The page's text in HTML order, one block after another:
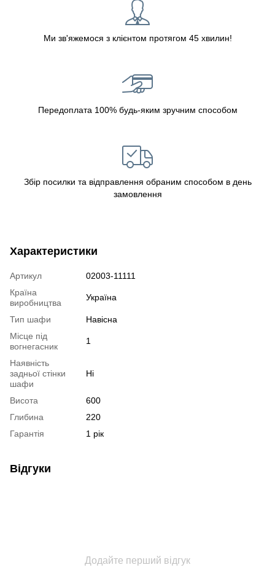
Ми зв'яжемося з клієнтом протягом 45 хвилин!
Передоплата 100% будь-яким зручним способом
Збір посилки та відправлення обраним способом в день
замовлення
Характеристики
Артикул
02003-11111
Країна
виробництва
Україна
Тип шафи
Навісна
Місце під
вогнегасник
1
Наявність
задньої стінки
шафи
Ні
Висота
600
Глибина
220
Гарантія
1 рік
Відгуки
Додайте перший відгук